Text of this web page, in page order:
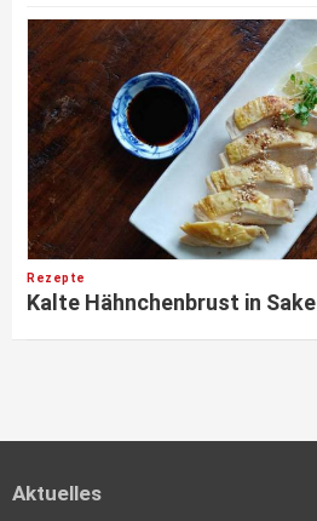
Rezepte
Kalte Hähnchenbrust in Sake
Aktuelles